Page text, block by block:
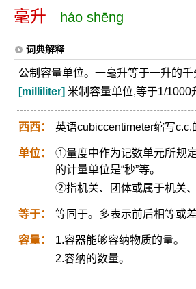
毫升 háo shēng
词典解释
公制容量单位。一毫升等于一升的千
[milliliter] 米制容量单位,等于1/1000
西西： 英语cubiccentimeter缩写
单位：
①量度中作为记数单元所规
的计量单位是“秒”等。
②指机关、团体或属于机关
等于： 等同于。多表示前后相等或
容量：
1.容器能够容纳物质的量。
2.容纳的数量。